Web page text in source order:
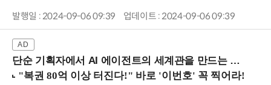
발행일 : 2024-09-06 09:39 업데이트 : 2024-09-06 09:39
단순 기획자에서 AI 에이전트의 세계관을 만드는 지식 설계자로.. (8/20 강남역)